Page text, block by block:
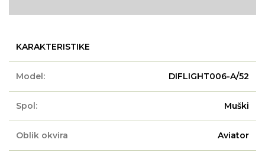
KARAKTERISTIKE
Model: DIFLIGHT006-A/52
Spol: Muški
Oblik okvira Aviator